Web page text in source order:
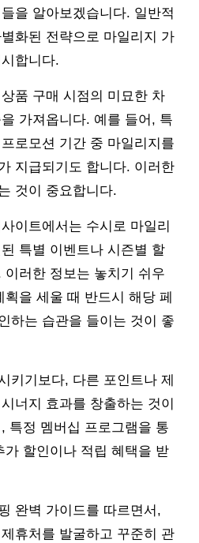
을 알아보겠습니다. 일반적
화된 전략으로 마일리지 가
합니다.
품 구매 시점의 미묘한 차
가져옵니다. 예를 들어, 특
로모션 기간 중 마일리지를
지급되기도 합니다. 이러한
것이 중요합니다.
이트에서는 수시로 마일리
특별 이벤트나 시즌별 할
이러한 정보는 놓치기 쉬우
을 세울 때 반드시 해당 페
하는 습관을 들이는 것이 좋
키기보다, 다른 포인트나 제
너지 효과를 창출하는 것이
특정 멤버십 프로그램을 통
할인이나 적립 혜택을 받
완벽 가이드를 따르면서,
휴처를 발굴하고 꾸준히 관